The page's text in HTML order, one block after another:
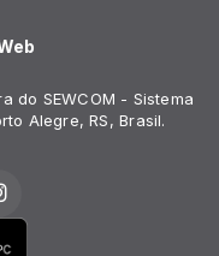
do SEWCOM - Sistema
Alegre, RS, Brasil.